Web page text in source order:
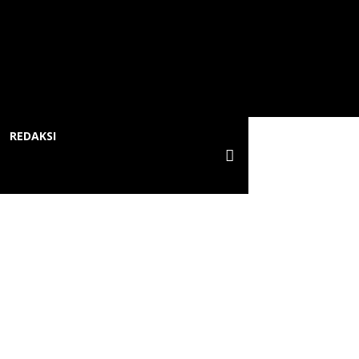
REDAKSI